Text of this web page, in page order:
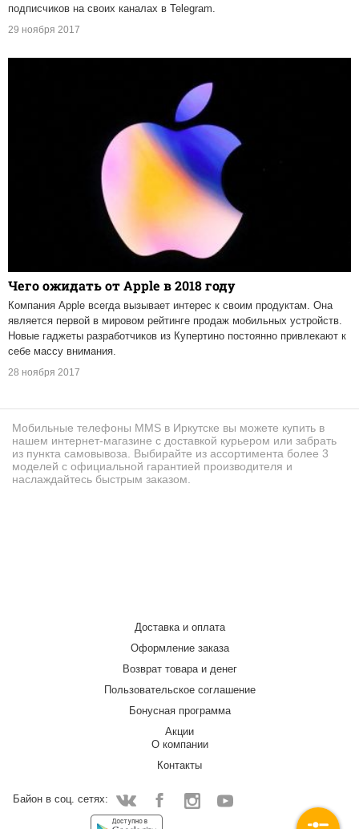
подписчиков на своих каналах в Telegram.
29 ноября 2017
Чего ожидать от Apple в 2018 году
Компания Apple всегда вызывает интерес к своим продуктам. Она
является первой в мировом рейтинге продаж мобильных устройств.
Новые гаджеты разработчиков из Купертино постоянно привлекают к
себе массу внимания.
28 ноября 2017
Мобильные телефоны MMS в Иркутске вы можете купить в
нашем интернет-магазине с доставкой курьером или забрать
из пункта самовывоза. Выбирайте из ассортимента более 3
моделей с официальной гарантией производителя и
наслаждайтесь быстрым заказом.
Доставка и оплата
Оформление заказа
Возврат товара и денег
Пользовательское соглашение
Бонусная программа
Акции
О компании
Контакты
Байон в соц. сетях:
VkontakteFacebook